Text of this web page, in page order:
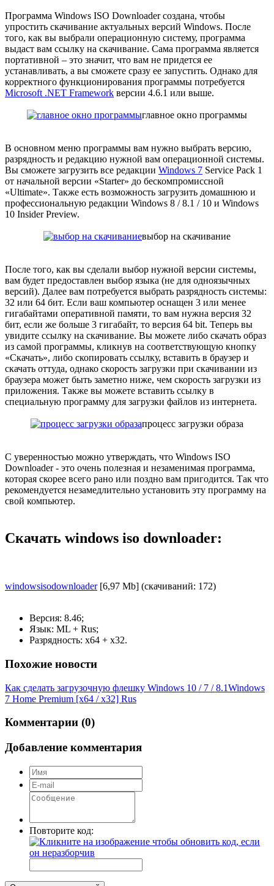
Программа Windows ISO Downloader создана, чтобы
упростить скачивание актуальных версий Windows. После
того, как вы выбрали операционную систему, программа
выдаст вам ссылку на скачивание. Сама программа является
портативной – это значит, что вам не придется ее
устанавливать, а вы сможете сразу ее запустить. Однако для
корректного функционирования программы потребуется
Microsoft .NET Framework версии 4.6.1 или выше.
главное окно программы
В основном меню программы вам нужно выбрать версию,
разрядность и редакцию нужной вам операционной системы.
Вы сможете загрузить все редакции Windows 7 Service Pack 1
от начальной версии «Starter» до бескомпромиссной
«Ultimate». Также есть возможность загрузить домашнюю и
профессиональную редакции Windows 8 / 8.1 / 10 и Windows
10 Insider Preview.
выбор на скачивание
После того, как вы сделали выбор нужной версии системы,
вам будет предоставлен выбор языка (не для одноязычных
версий). Далее вам потребуется выбрать разрядность системы:
32 или 64 бит. Если ваш компьютер оснащен 3 или менее
гигабайтами оперативной памяти, то вам нужна версия 32
бит, если же больше 3 гигабайт, то версия 64 bit. Теперь вы
увидите ссылку на скачивание. Вы можете либо скачать образ
из самой программы, кликнув на соответствующую кнопку
«Скачать», либо скопировать ссылку, вставить в браузер и
скачать оттуда, однако скорость загрузки при скачивании из
браузера может быть заметно ниже, чем скорость загрузки из
приложения. Также вы можете вставить ссылку в
специальную программу для загрузки файлов из интернета.
процесс загрузки образа
С уверенностью можно утверждать, что Windows ISO
Downloader - это очень полезная и незаменимая программа,
которая скорее всего рано или поздно вам пригодится. Так что
рекомендуется незамедлительно установить эту программу на
свой компьютер.
Скачать windows iso downloader:
windowsisodownloader[6,97 Mb] (cкачиваний: 172)
Версия: 8.46;
Язык: ML + Rus;
Разрядность: x64 + x32.
Похожие новости
Как сделать загрузочную флешку Windows 10 / 7 / 8.1Windows
7 Home Premium [x64 / x32] Rus
Комментарии (0)
Добавление комментария
Повторите код: